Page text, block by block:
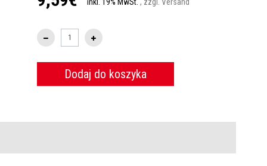
inkl. 19% MwSt. , zzgl. Versand
Dodaj do koszyka